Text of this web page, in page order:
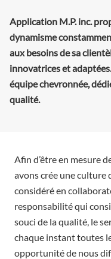
Application M.P. inc.
dynamisme
aux besoins de sa
innovatrices et
équipe chevronnée,
qualité.
Afin d’être en mesure
avons crée une culture
considéré en
responsabilité qui
souci de la qualité, le
chaque instant toutes
opportunité de nous